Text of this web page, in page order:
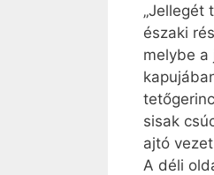
„Jellegét
északi
melybe a
sisak
ajtó
A déli